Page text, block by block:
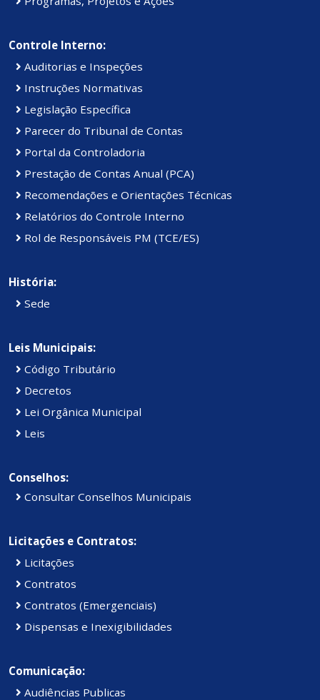
Controle Interno:
Auditorias e Inspeções
Instruções Normativas
Legislação Específica
Parecer do Tribunal de Contas
Portal da Controladoria
Prestação de Contas Anual (PCA)
Recomendações e Orientações Técnicas
Relatórios do Controle Interno
Rol de Responsáveis PM (TCE/ES)
História:
Sede
Leis Municipais:
Código Tributário
Decretos
Lei Orgânica Municipal
Leis
Conselhos:
Consultar Conselhos Municipais
Licitações e Contratos:
Licitações
Contratos
Contratos (Emergenciais)
Dispensas e Inexigibilidades
Comunicação:
Audiências Publicas